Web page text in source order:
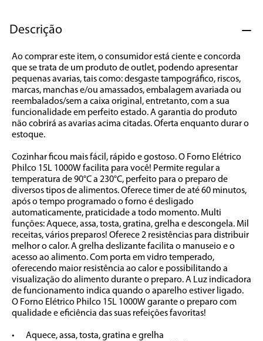
Descrição
Ao comprar este item, o consumidor está ciente e concorda
que se trata de um produto de outlet, podendo apresentar
pequenas avarias, tais como: desgaste tampográfico, riscos,
marcas, manchas e/ou amassados, embalagem avariada ou
reembalados/sem a caixa original, entretanto, com a sua
funcionalidade em perfeito estado. A garantia do produto
não cobrirá as avarias acima citadas. Oferta enquanto durar o
estoque.
Cozinhar ficou mais fácil, rápido e gostoso. O Forno Elétrico
Philco 15L 1000W facilita para você! Permite regular a
temperatura de 90°C a 230°C, perfeito para o preparo de
diversos tipos de alimentos. Oferece timer de até 60 minutos,
após o tempo programado o forno é desligado
automaticamente, praticidade a todo momento. Multi
funções: Aquece, assa, tosta, gratina, grelha e descongela. Mil
receitas, vários preparos! Oferece 2 resistências para distribuir
melhor o calor. A grelha deslizante facilita o manuseio e o
acesso ao alimento. Com porta em vidro temperado,
oferecendo maior resistência ao calor e possibilitando a
visualização do alimento durante o preparo. A Luz indicadora
de funcionamento indica quando o aparelho estiver ligado.
O Forno Elétrico Philco 15L 1000W garante o preparo com
qualidade e eficiência das suas refeições favoritas!
•	Aquece, assa, tosta, gratina e grelha
8º panificadora
10º ventilador